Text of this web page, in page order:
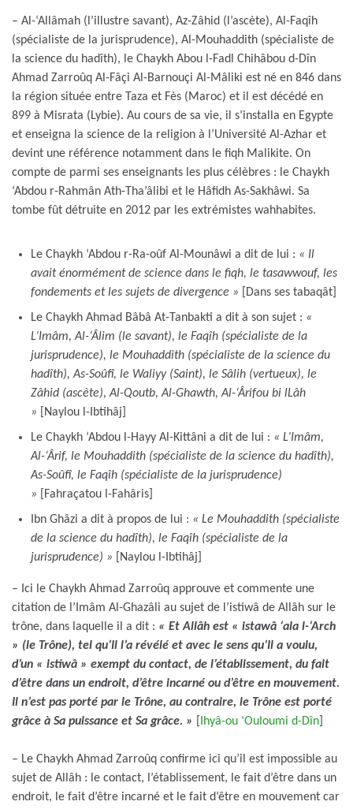
– Al-‘Allâmah (l’illustre savant), Az-Zâhid (l’ascète), Al-Faqîh
(spécialiste de la jurisprudence), Al-Mouhaddith (spécialiste de
la science du hadîth), le Chaykh Abou l-Fadl Chihâbou d-Dîn
Ahmad Zarroûq Al-Fâçi Al-Barnouçi Al-Mâliki est né en 846 dans
la région située entre Taza et Fès (Maroc) et il est décédé en
899 à Misrata (Lybie). Au cours de sa vie, il s’installa en Egypte
et enseigna la science de la religion à l’Université Al-Azhar et
devint une référence notamment dans le fiqh Malikite. On
compte de parmi ses enseignants les plus célèbres : le Chaykh
‘Abdou r-Rahmân Ath-Tha’âlibi et le Hâfidh As-Sakhâwi. Sa
tombe fût détruite en 2012 par les extrémistes wahhabites.
Le Chaykh ‘Abdou r-Ra-oûf Al-Mounâwi a dit de lui : « Il
avait énormément de science dans le fiqh, le tasawwouf, les
fondements et les sujets de divergence » [Dans ses tabaqât]
Le Chaykh Ahmad Bâbâ At-Tanbakti a dit à son sujet : «
L’Imâm, Al-‘Âlim (le savant), le Faqîh (spécialiste de la
jurisprudence), le Mouhaddith (spécialiste de la science du
hadîth), As-Soûfî, le Waliyy (Saint), le Sâlih (vertueux), le
Zâhid (ascète), Al-Qoutb, Al-Ghawth, Al-‘Ârifou bi lLâh
» [Naylou l-Ibtihâj]
Le Chaykh ‘Abdou l-Hayy Al-Kittâni a dit de lui : « L’Imâm,
Al-‘Ârif, le Mouhaddith (spécialiste de la science du hadîth),
As-Soûfî, le Faqîh (spécialiste de la jurisprudence)
» [Fahraçatou l-Fahâris]
Ibn Ghâzi a dit à propos de lui : « Le Mouhaddith (spécialiste
de la science du hadîth), le Faqîh (spécialiste de la
jurisprudence) » [Naylou l-Ibtihâj]
– Ici le Chaykh Ahmad Zarroûq approuve et commente une
citation de l’Imâm Al-Ghazâli au sujet de l’istiwâ de Allâh sur le
trône, dans laquelle il a dit : « Et Allâh est « istawâ ‘ala l-‘Arch
» (le Trône), tel qu’Il l’a révélé et avec le sens qu’Il a voulu,
d’un « istiwâ » exempt du contact, de l’établissement, du fait
d’être dans un endroit, d’être incarné ou d’être en mouvement.
Il n’est pas porté par le Trône, au contraire, le Trône est porté
grâce à Sa puissance et Sa grâce. »
Ihyâ-ou ‘Ouloumi d-Dîn
– Le Chaykh Ahmad Zarroûq confirme ici qu’il est impossible au
sujet de Allâh : le contact, l’établissement, le fait d’être dans un
endroit, le fait d’être incarné et le fait d’être en mouvement car